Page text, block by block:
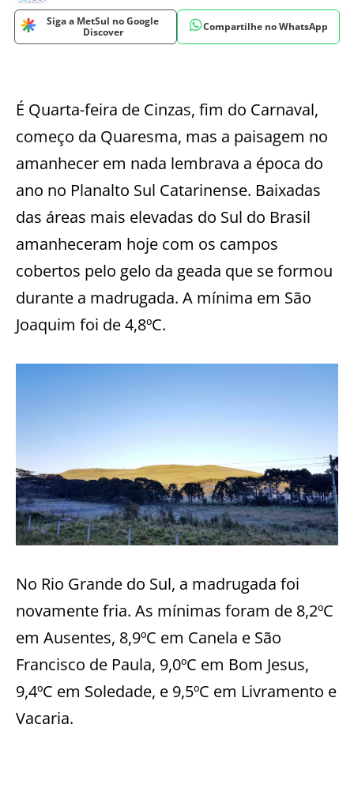
Siga a MetSul no Google
Discover
Compartilhe no WhatsApp
É Quarta-feira de Cinzas, fim do Carnaval,
começo da Quaresma, mas a paisagem no
amanhecer em nada lembrava a época do
ano no Planalto Sul Catarinense. Baixadas
das áreas mais elevadas do Sul do Brasil
amanheceram hoje com os campos
cobertos pelo gelo da geada que se formou
durante a madrugada. A mínima em São
Joaquim foi de 4,8ºC.
No Rio Grande do Sul, a madrugada foi
novamente fria. As mínimas foram de 8,2ºC
em Ausentes, 8,9ºC em Canela e São
Francisco de Paula, 9,0ºC em Bom Jesus,
9,4ºC em Soledade, e 9,5ºC em Livramento e
Vacaria.